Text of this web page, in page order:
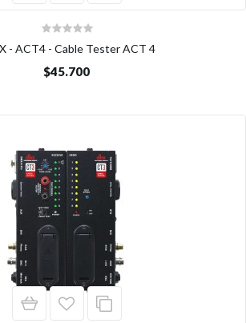
- ACT4 - Cable Tester ACT 4
$45.700